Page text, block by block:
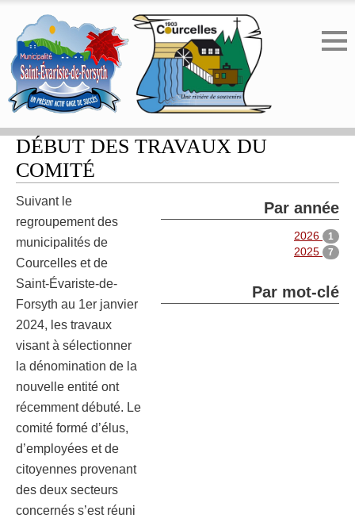
REGROUPEMENT MUNICIPALE :
DÉBUT DES TRAVAUX DU
COMITÉ
Suivant le
regroupement des
municipalités de
Courcelles et de
Saint-Évariste-de-
Forsyth au 1er janvier
2024, les travaux
visant à sélectionner
la dénomination de la
nouvelle entité ont
récemment débuté. Le
comité formé d’élus,
d’employées et de
citoyennes provenant
des deux secteurs
concernés s’est réuni
Par année
2026 1
2025 7
Par mot-clé